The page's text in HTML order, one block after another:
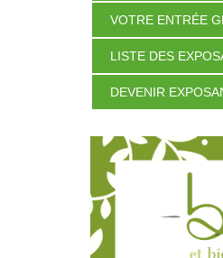
VOTRE ENTRÉE
LISTE DES
DEVENIR